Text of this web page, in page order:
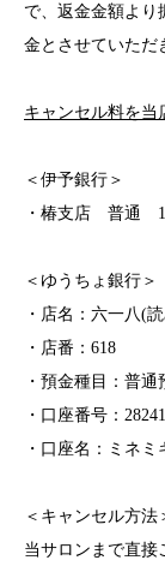
で、返金金額より
金とさせていただ
キャンセル料を当
＜伊予銀行＞
・椿支店 普通
＜ゆうちょ銀行＞
・店名：六一八(
・店番：618
・預金種目：普通
・口座番号：
・口座名：ミネミ
＜キャンセル方法
当サロンまで直接